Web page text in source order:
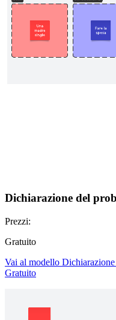
Dichiarazione del
Prezzi:
Gratuito
Vai al modello
Gratuito